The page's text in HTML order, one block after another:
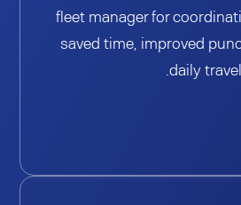
fleet manager for
saved time, improved
daily